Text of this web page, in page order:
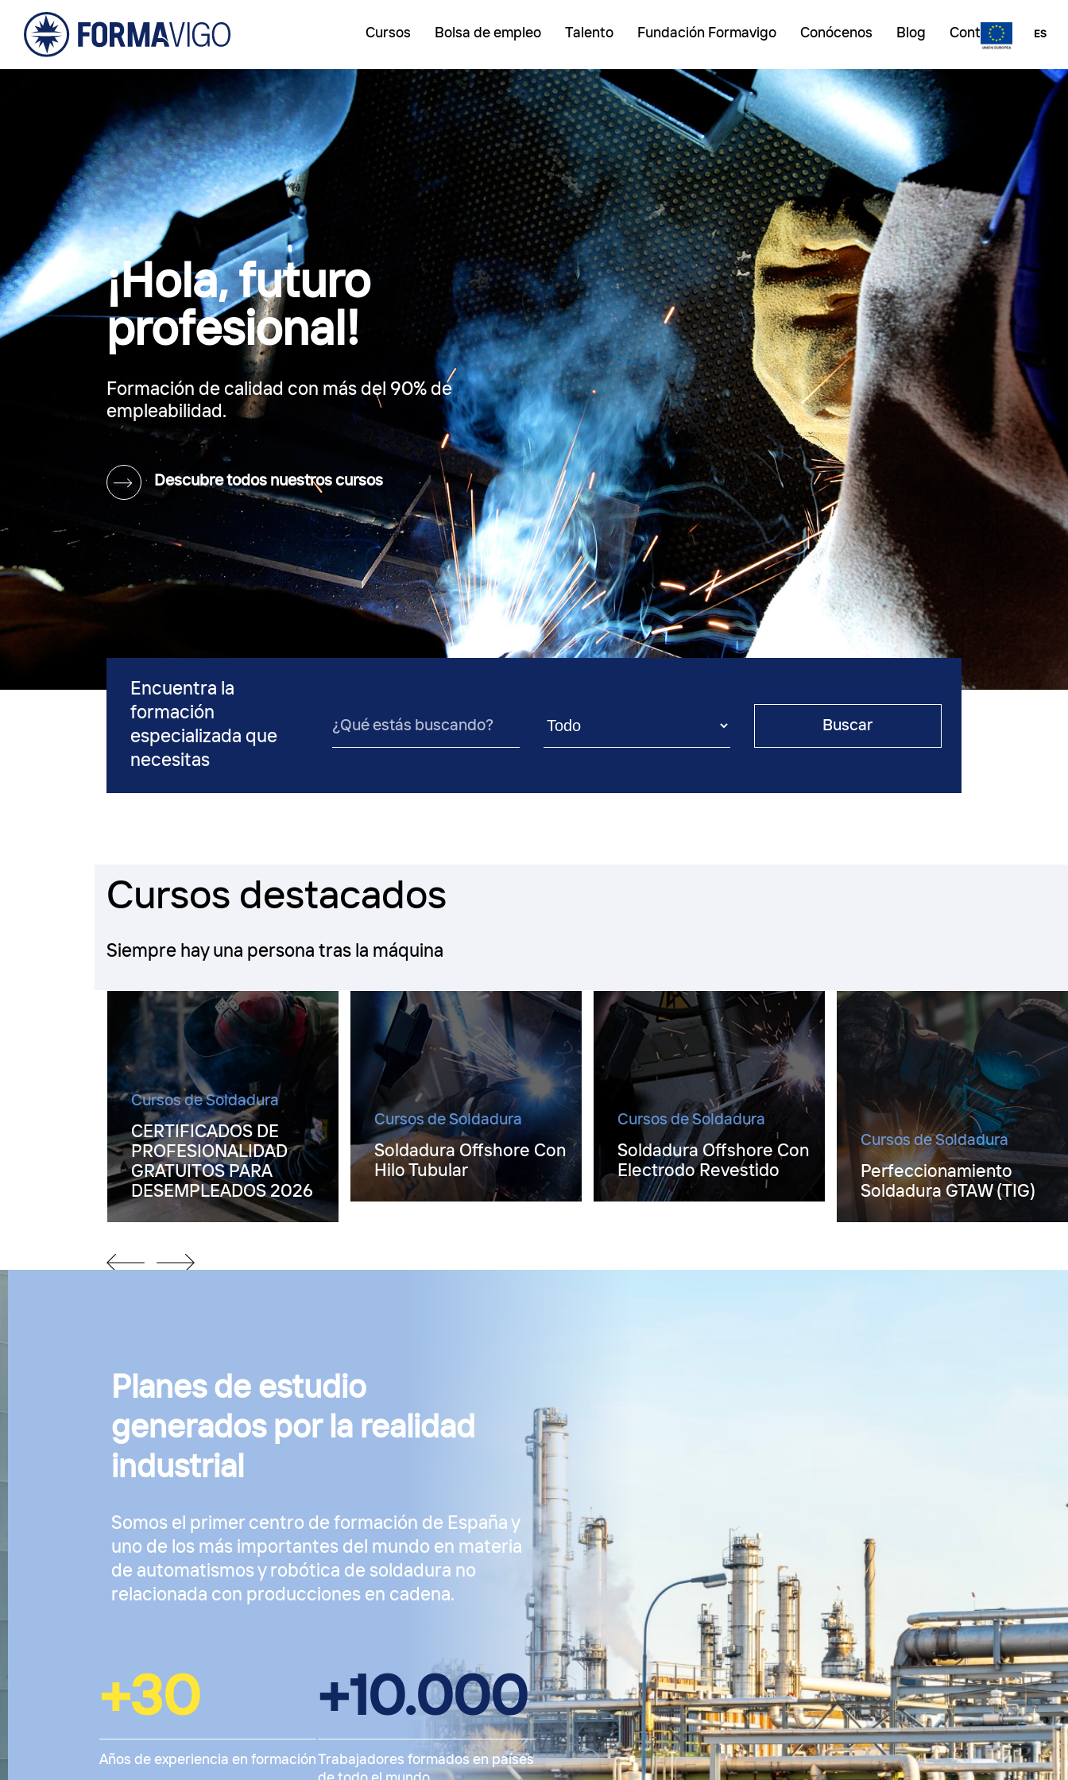
Cursos Bolsa de empleo Talento Fundación Formavigo Conócenos Blog Contacto ES
¡Hola, futuro
profesional!
Formación de calidad con más del 90% de
empleabilidad.
Descubre todos nuestros cursos
Encuentra la
formación
especializada que
necesitas
Cursos destacados
Siempre hay una persona tras la máquina
CERTIFICADOS DE
PROFESIONALIDAD
GRATUITOS PARA
DESEMPLEADOS 2026
Cursos de Soldadura
Soldadura Offshore Con
Hilo Tubular
Cursos de Soldadura
Soldadura Offshore Con
Electrodo Revestido
Cursos de Soldadura
Perfeccionamiento
Soldadura GTAW (TIG)
Cursos de Soldadura
previousnext
Planes de estudio
generados por la realidad
industrial
Somos el primer centro de formación de España y
uno de los más importantes del mundo en materia
de automatismos y robótica de soldadura no
relacionada con producciones en cadena.
+30
Años de experiencia en formación
+10.000
Trabajadores formados en países